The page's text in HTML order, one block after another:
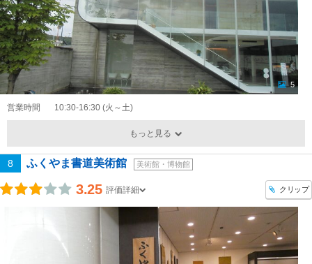
5
営業時間 10:30-16:30 (火～土)
もっと見る
8 ふくやま書道美術館 美術館・博物館
3.25 評価詳細 クリップ